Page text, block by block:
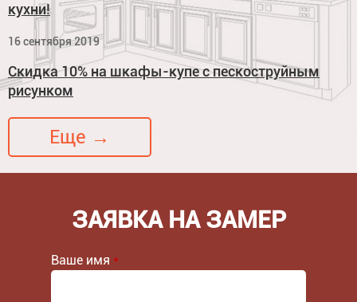
кухни!
16 сентября 2019
Скидка 10% на шкафы-купе с пескоструйным
рисунком
Еще →
ЗАЯВКА НА ЗАМЕР
Ваше имя *